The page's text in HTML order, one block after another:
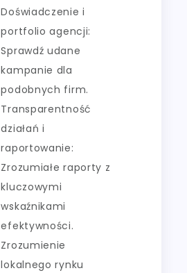
Doświadczenie i
portfolio agencji:
Sprawdź udane
kampanie dla
podobnych firm.
Transparentność
działań i
raportowanie:
Zrozumiałe raporty z
kluczowymi
wskaźnikami
efektywności.
Zrozumienie
lokalnego rynku